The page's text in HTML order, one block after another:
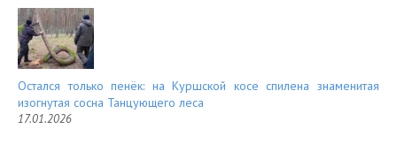
Остался только пенёк: на Куршской косе спилена знаменитая
изогнутая сосна Танцующего леса
17.01.2026